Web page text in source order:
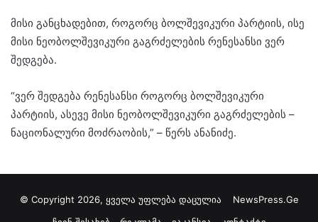
მისი განცხადებით, როგორც ბოლშევიკური პარტიის, ისე
მისი ნეობოლშევიკური გაგრძელების რენესანსი ვერ
შედგება.
“ვერ შედგება რენესანსი როგორც ბოლშევიკური
პარტიის, ასევე მისი ნეობოლშევიკური გაგრძელების –
ნაციონალური მოძრაობის,” – წერს ანანიძე.
© Copyright 2026, ყველა უფლება დაცულია NewsPress.Ge